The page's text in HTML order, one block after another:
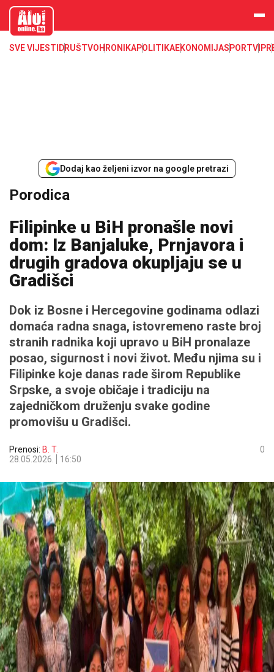
aloonline.b
SVE VIJESTI DRUŠTVOHRONIKAPOLITIKAEKONOMIJASPORTVIP
Dodaj kao željeni izvor na google pretrazi
Porodica
Filipinke u BiH pronašle novi
dom: Iz Banjaluke, Prnjavora i
drugih gradova okupljaju se u
Gradišci
Dok iz Bosne i Hercegovine godinama odlazi
domaća radna snaga, istovremeno raste broj
stranih radnika koji upravo u BiH pronalaze
posao, sigurnost i novi život. Među njima su i
Filipinke koje danas rade širom Republike
Srpske, a svoje običaje i tradiciju na
zajedničkom druženju svake godine
promovišu u Gradišci.
Prenosi: B. T.
28.05.2026.
16:50
0